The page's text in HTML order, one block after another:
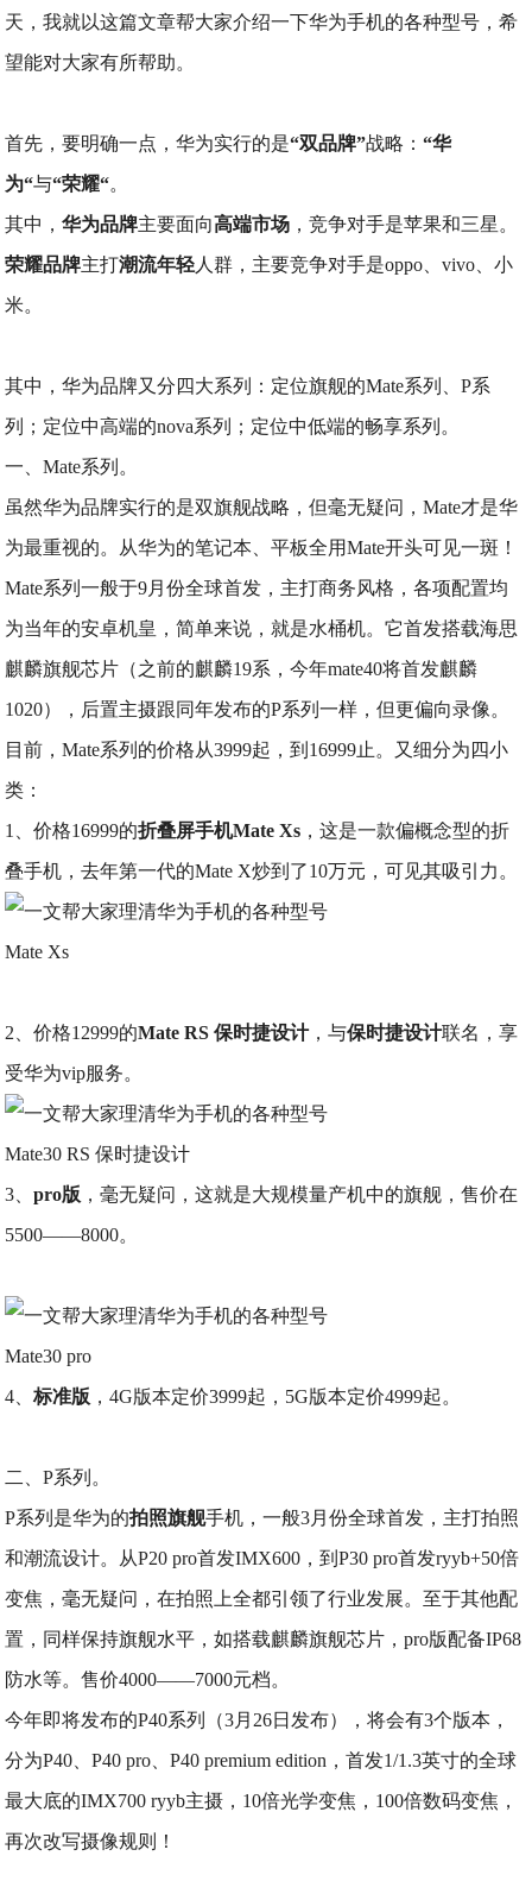
天，我就以这篇文章帮大家介绍一下华为手机的各种型号，希
望能对大家有所帮助。
首先，要明确一点，华为实行的是“双品牌”战略：“华
为“与“荣耀“。
其中，华为品牌主要面向高端市场 ，竞争对手是苹果和三星。
荣耀品牌主打潮流年轻人群，主要竞争对手是oppo、vivo、小
米。
其中，华为品牌又分四大系列：定位旗舰的Mate系列、P系
列；定位中高端的nova系列；定位中低端的畅享系列。
一、Mate系列。
虽然华为品牌实行的是双旗舰战略，但毫无疑问，Mate才是华
为最重视的。从华为的笔记本、平板全用Mate开头可见一斑！
Mate系列一般于9月份全球首发，主打商务风格，各项配置均
为当年的安卓机皇，简单来说，就是水桶机。它首发搭载海思
麒麟旗舰芯片（之前的麒麟19系，今年mate40将首发麒麟
1020），后置主摄跟同年发布的P系列一样，但更偏向录像。
目前，Mate系列的价格从3999起，到16999止。又细分为四小
类：
1、价格16999的折叠屏手机Mate Xs ，这是一款偏概念型的折
叠手机，去年第一代的Mate X炒到了10万元，可见其吸引力。
Mate Xs
2、价格12999的Mate RS 保时捷设计，与保时捷设计联名，享
受华为vip服务。
Mate30 RS 保时捷设计
3、pro版 ，毫无疑问，这就是大规模量产机中的旗舰，售价在
5500——8000。
Mate30 pro
4、标准版 ，4G版本定价3999起，5G版本定价4999起。
二、P系列。
P系列是华为的拍照旗舰手机，一般3月份全球首发，主打拍照
和潮流设计。从P20 pro首发IMX600，到P30 pro首发ryyb+50倍
变焦，毫无疑问，在拍照上全都引领了行业发展。至于其他配
置，同样保持旗舰水平，如搭载麒麟旗舰芯片，pro版配备IP68
防水等。售价4000——7000元档。
今年即将发布的P40系列（3月26日发布），将会有3个版本，
分为P40、P40 pro、P40 premium edition，首发1/1.3英寸的全球
最大底的IMX700 ryyb主摄，10倍光学变焦，100倍数码变焦，
再次改写摄像规则！